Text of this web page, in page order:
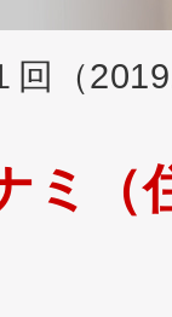
回（
ミ（